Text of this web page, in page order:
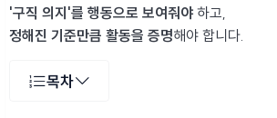
'구직 의지'를 행동으로 보여줘야 하고,
정해진 기준만큼 활동을 증명해야 합니다.
목차